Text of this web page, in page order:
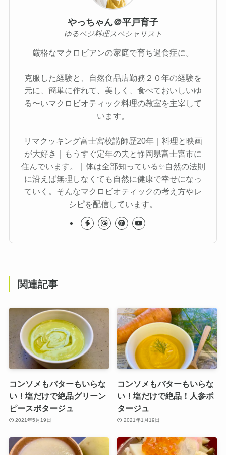
やっちゃん＠平戸育子
ゆるベジ料理スペシャリスト
厳格なマクロビアンの家庭で育ち過食症に。
克服した経験と、自然食品店勤務２０年の経験を
元に、簡単に作れて、美しく、食べておいしいゆ
る〜いマクロビオティック料理の教室を主宰して
います。
リマクッキング富士宮校講師歴20年｜料理と映画
が大好き｜もうすぐ定年の夫と静岡県富士宮市に
住んでいます。｜体は全部知っている✨自然の法則
に沿えば無理しなくても自然に健康で幸せになっ
ていく。そんなマクロビオティックの考え方やレ
シピを配信しています。
関連記事
コンソメもバターもいらな
い！塩だけで絶品グリーン
ピースポタージュ
2021年5月19日
コンソメもバターもいらな
い！塩だけで絶品！人参ポ
タージュ
2021年1月19日